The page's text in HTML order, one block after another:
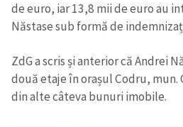
de euro, iar 13,8 mii de euro au
Năstase sub formă de
ZdG a scris și anterior că Andrei
două etaje în orașul Codru,
din alte câteva bunuri imobile.